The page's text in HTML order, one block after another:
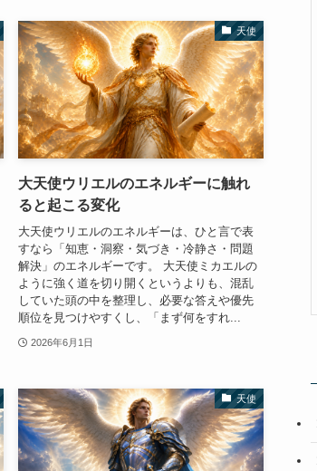
天使
大天使ウリエルのエネルギーに触れ
ると起こる変化
大天使ウリエルのエネルギーは、ひと言で表
すなら「知恵・洞察・気づき・冷静さ・問題
解決」のエネルギーです。 大天使ミカエルの
ように強く道を切り開くというよりも、混乱
していた頭の中を整理し、必要な答えや優先
順位を見つけやすくし、「まず何をすれ...
2026年6月1日
天使